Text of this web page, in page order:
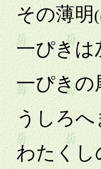
薄明
きは
きの尾
ろへま
くしの